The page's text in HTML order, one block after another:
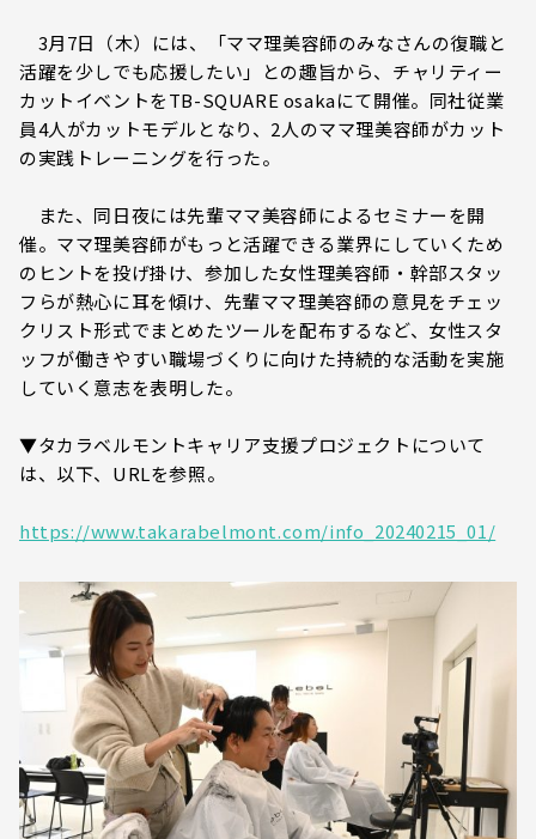
3月7日（木）には、「ママ理美容師のみなさんの復職と
活躍を少しでも応援したい」との趣旨から、チャリティー
カットイベントをTB-SQUARE osakaにて開催。同社従業
員4人がカットモデルとなり、2人のママ理美容師がカット
の実践トレーニングを行った。
また、同日夜には先輩ママ美容師によるセミナーを開
催。ママ理美容師がもっと活躍できる業界にしていくため
のヒントを投げ掛け、参加した女性理美容師・幹部スタッ
フらが熱心に耳を傾け、先輩ママ理美容師の意見をチェッ
クリスト形式でまとめたツールを配布するなど、女性スタ
ッフが働きやすい職場づくりに向けた持続的な活動を実施
していく意志を表明した。
▼タカラベルモントキャリア支援プロジェクトについて
は、以下、URLを参照。
https://www.takarabelmont.com/info_20240215_01/